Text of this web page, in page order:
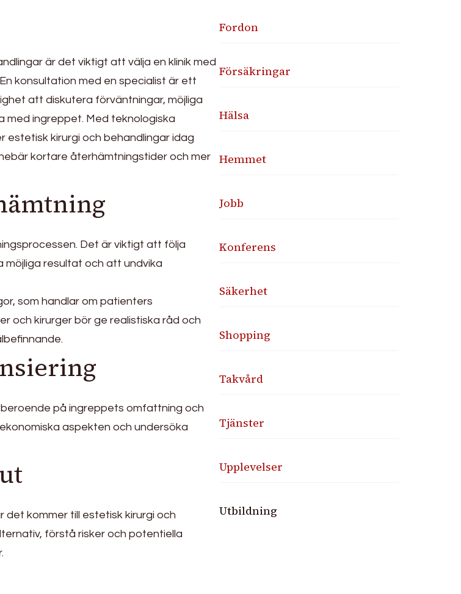
är det viktigt att välja en klinik med
konsultation med en specialist är ett
att diskutera förväntningar, möjliga
ingreppet. Med teknologiska
estetisk kirurgi och behandlingar idag
kortare återhämtningstider och mer
Det är viktigt att följa
möjliga resultat och att undvika
som handlar om patienters
och kirurger bör ge realistiska råd och
på ingreppets omfattning och
aspekten och undersöka
kommer till estetisk kirurgi och
förstå risker och potentiella
Fordon
Försäkringar
Hälsa
Hemmet
Jobb
Konferens
Säkerhet
Shopping
Takvård
Tjänster
Upplevelser
Utbildning